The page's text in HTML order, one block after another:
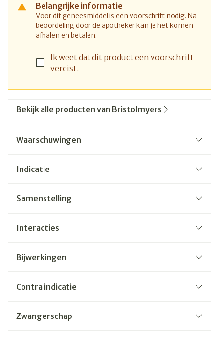
Belangrijke informatie
Voor dit geneesmiddel is een voorschrift nodig. Na
beoordeling door de apotheker kan je het komen
afhalen en betalen.
Ik weet dat dit product een voorschrift
vereist.
Bekijk alle producten van Bristolmyers
Waarschuwingen
Indicatie
Samenstelling
Interacties
Bijwerkingen
Contra indicatie
Zwangerschap